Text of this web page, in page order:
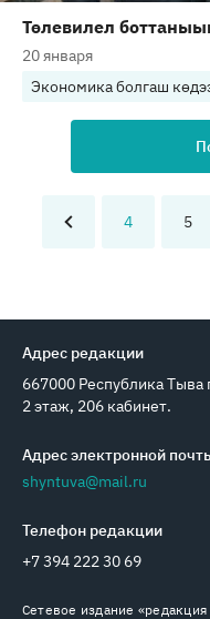
Төлевилел
20 января
Экономика болгаш
4 5
Адрес редакции
667000 Республика
2 этаж, 206 кабинет.
Адрес электронной
shyntuva@mail.ru
Телефон редакции
+7 394 222 30 69
Сетевое издание